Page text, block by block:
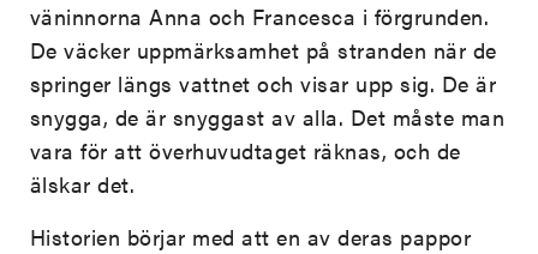
väninnorna Anna och Francesca i förgrunden.
De väcker uppmärksamhet på stranden när de
springer längs vattnet och visar upp sig. De är
snygga, de är snyggast av alla. Det måste man
vara för att överhuvudtaget räknas, och de
älskar det.
Historien börjar med att en av deras pappor